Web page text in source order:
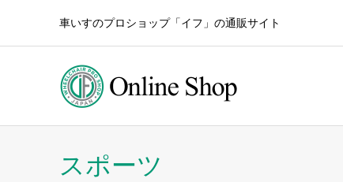
車いすのプロショップ「イフ」の通販サイト
スポーツ